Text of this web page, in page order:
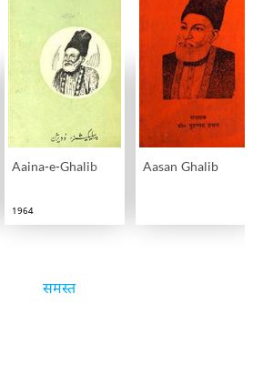
Aaina-e-Ghalib
1964
Aasan Ghalib
समस्त